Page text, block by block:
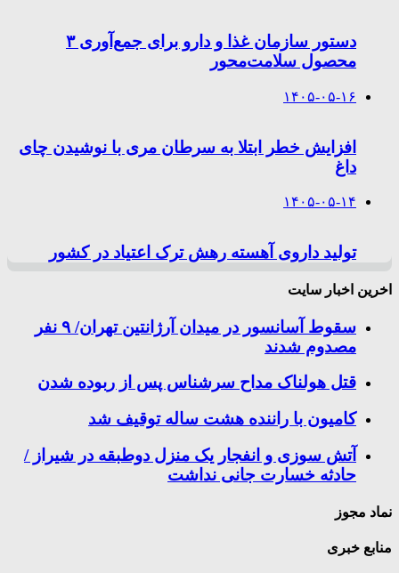
دستور سازمان غذا و دارو برای جمع‌آوری ۳
محصول سلامت‌محور
۱۴۰۵-۰۵-۱۶
افزایش خطر ابتلا به سرطان مری با نوشیدن چای
داغ
۱۴۰۵-۰۵-۱۴
تولید داروی آهسته رهش ترک اعتیاد در کشور
اخرین اخبار سایت
سقوط آسانسور در میدان آرژانتین تهران/ ۹ نفر
مصدوم شدند
قتل هولناک مداح سرشناس پس از ربوده شدن
کامیون با راننده هشت ساله توقیف شد
آتش سوزی و انفجار یک منزل دوطبقه در شیراز /
حادثه خسارت جانی نداشت
نماد مجوز
منابع خبری